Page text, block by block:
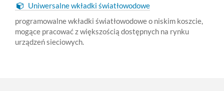
Uniwersalne wkładki światłowodowe
programowalne wkładki światłowodowe o niskim koszcie,
mogące pracować z większością dostępnych na rynku
urządzeń sieciowych.